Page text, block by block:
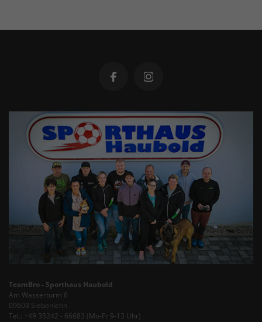
TeamBro - Sporthaus Haubold
Am Wasserturm 6
09603 Siebenlehn
Tel.: +49 35242 - 66683 (Mo-Fr 9-13 Uhr)